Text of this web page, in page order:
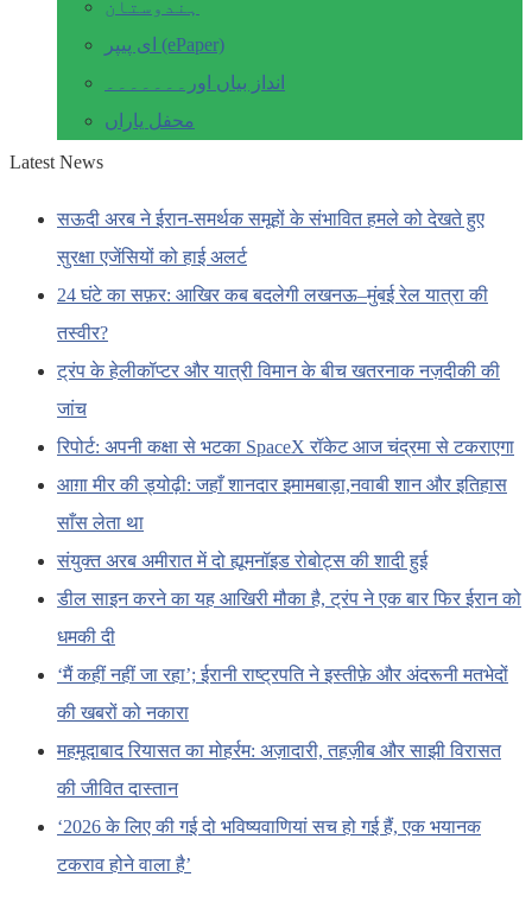
ہندوستان
ای پیپر (ePaper)
انداز بیاں اور۔۔۔۔۔۔۔
محفل یاراں
Latest News
सऊदी अरब ने ईरान-समर्थक समूहों के संभावित हमले को देखते हुए
सुरक्षा एजेंसियों को हाई अलर्ट
24 घंटे का सफ़र: आखिर कब बदलेगी लखनऊ–मुंबई रेल यात्रा की
तस्वीर?
ट्रंप के हेलीकॉप्टर और यात्री विमान के बीच खतरनाक नज़दीकी की
जांच
रिपोर्ट: अपनी कक्षा से भटका SpaceX रॉकेट आज चंद्रमा से टकराएगा
आग़ा मीर की ड्योढ़ी: जहाँ शानदार इमामबाड़ा,नवाबी शान और इतिहास
साँस लेता था
संयुक्त अरब अमीरात में दो ह्यूमनॉइड रोबोट्स की शादी हुई
डील साइन करने का यह आखिरी मौका है, ट्रंप ने एक बार फिर ईरान को
धमकी दी
‘मैं कहीं नहीं जा रहा’; ईरानी राष्ट्रपति ने इस्तीफ़े और अंदरूनी मतभेदों
की खबरों को नकारा
महमूदाबाद रियासत का मोहर्रम: अज़ादारी, तहज़ीब और साझी विरासत
की जीवित दास्तान
‘2026 के लिए की गई दो भविष्यवाणियां सच हो गई हैं, एक भयानक
टकराव होने वाला है’